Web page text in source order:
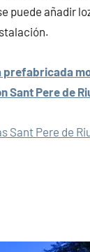
puede añadir
prefabricada
Sant Pere de
Sant Pere de